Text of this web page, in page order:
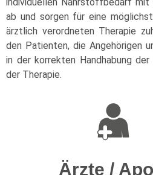
ab und sorgen für eine
ärztlich verordneten Therapie
den Patienten, die Angehörigen
in der korrekten Handhabung
der Therapie.
Ärzte /